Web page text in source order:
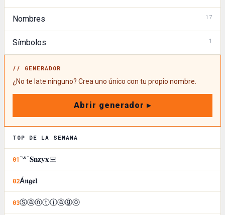
Nombres 17
Símbolos 1
// GENERADOR
¿No te late ninguno? Crea uno único con tu propio nombre.
Abrir generador ▸
TOP DE LA SEMANA
01´꒳`𝐒𝐧𝐳𝐲𝐱모
02Á𝖓𝖌𝖊𝖑
03Ⓢⓐⓝⓣⓘⓐⓖⓞ